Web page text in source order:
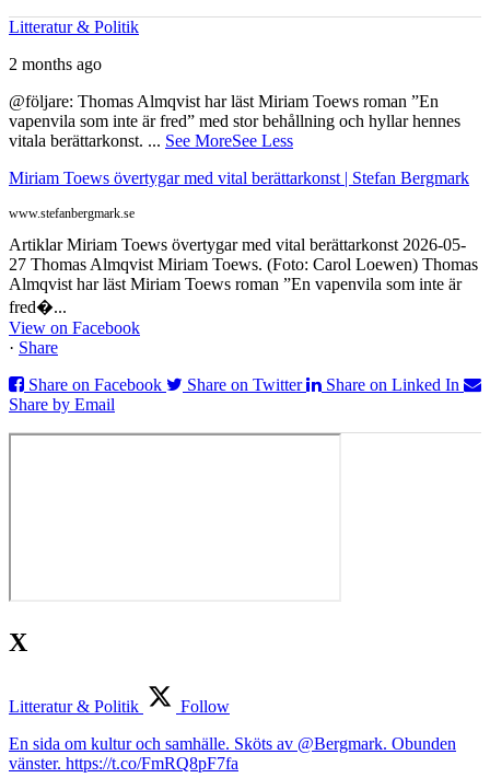
Litteratur & Politik
2 months ago
@följare: Thomas Almqvist har läst Miriam Toews roman ”En
vapenvila som inte är fred” med stor behållning och hyllar hennes
vitala berättarkonst. ... See MoreSee Less
Miriam Toews övertygar med vital berättarkonst | Stefan Bergmark
www.stefanbergmark.se
Artiklar Miriam Toews övertygar med vital berättarkonst 2026-05-
27 Thomas Almqvist Miriam Toews. (Foto: Carol Loewen) Thomas
Almqvist har läst Miriam Toews roman ”En vapenvila som inte är
fred�...
View on Facebook
· Share
Share on Facebook
Share on Twitter
Share on Linked In
Share by Email
X
Litteratur & Politik
Follow
En sida om kultur och samhälle. Sköts av @Bergmark. Obunden
vänster. https://t.co/FmRQ8pF7fa